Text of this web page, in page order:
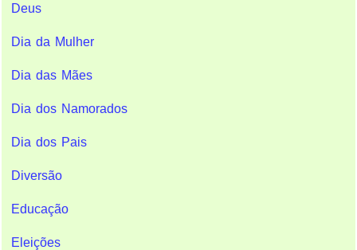
Deus
Dia da Mulher
Dia das Mães
Dia dos Namorados
Dia dos Pais
Diversão
Educação
Eleições